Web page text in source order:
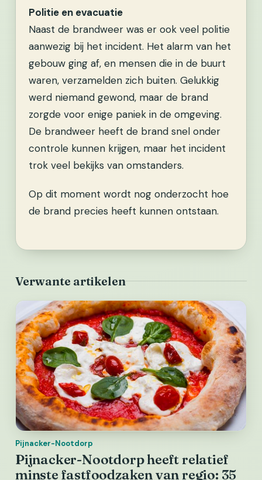
Politie en evacuatie
Naast de brandweer was er ook veel politie
aanwezig bij het incident. Het alarm van het
gebouw ging af, en mensen die in de buurt
waren, verzamelden zich buiten. Gelukkig
werd niemand gewond, maar de brand
zorgde voor enige paniek in de omgeving.
De brandweer heeft de brand snel onder
controle kunnen krijgen, maar het incident
trok veel bekijks van omstanders.
Op dit moment wordt nog onderzocht hoe
de brand precies heeft kunnen ontstaan.
Verwante artikelen
Pijnacker-Nootdorp
Pijnacker-Nootdorp heeft relatief
minste fastfoodzaken van regio: 35